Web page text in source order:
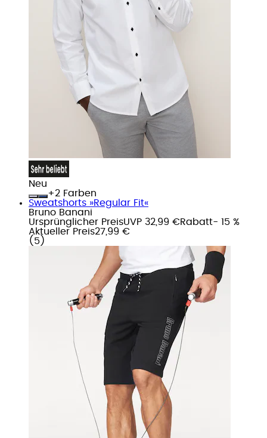
Neu
+
Farben
Sweatshorts »Regular Fit«
Bruno Banani
Ursprünglicher PreisUVP 32,99 €Rabatt- 15 %
Aktueller Preis27,99 €
( 5 )